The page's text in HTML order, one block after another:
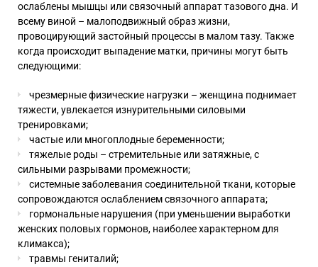
ослаблены мышцы или связочный аппарат тазового дна. И
всему виной – малоподвижный образ жизни,
провоцирующий застойный процессы в малом тазу. Также
когда происходит выпадение матки, причины могут быть
следующими:
чрезмерные физические нагрузки – женщина поднимает
тяжести, увлекается изнурительными силовыми
тренировками;
частые или многоплодные беременности;
тяжелые роды – стремительные или затяжные, с
сильными разрывами промежности;
системные заболевания соединительной ткани, которые
сопровождаются ослаблением связочного аппарата;
гормональные нарушения (при уменьшении выработки
женских половых гормонов, наиболее характерном для
климакса);
травмы гениталий;